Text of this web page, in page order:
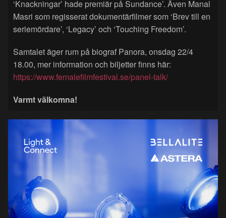
‘Knackningar’ hade premiär på Sundance’. Även Manal
Masri som regisserat dokumentärfilmer som ‘Brev till en
seriemördare’, ‘Legacy’ och ‘Touching Freedom’.
Samtalet äger rum på biograf Panora, onsdag 22/4
18.00, mer information och biljetter finns här:
https://www.femalefilmfestival.se/panel-talk/
Varmt välkomna!